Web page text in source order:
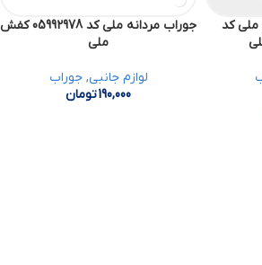
ملی کد
جوراب مردانه ملی کد 05992978 کفش
ملی
لوازم جانبی,جوراب
190,000تومان